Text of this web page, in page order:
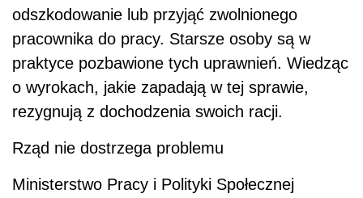
odszkodowanie lub przyjąć zwolnionego
pracownika do pracy. Starsze osoby są w
praktyce pozbawione tych uprawnień. Wiedząc
o wyrokach, jakie zapadają w tej sprawie,
rezygnują z dochodzenia swoich racji.
Rząd nie dostrzega problemu
Ministerstwo Pracy i Polityki Społecznej